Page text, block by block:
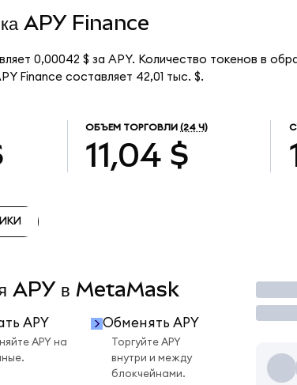
APY Finance
0,00042 $ за APY. Количество токенов в
Finance составляет 42,01 тыс. $.
ОБЪЕМ ТОРГОВЛИ (24 Ч)
11,04 $
APY в MetaMask
APY
APY на
Обменять APY
Торгуйте APY
внутри и между
блокчейнами.